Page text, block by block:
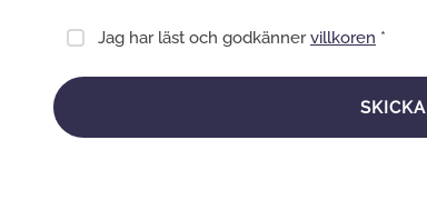
Jag har läst och godkännervillkoren *
SKICKA